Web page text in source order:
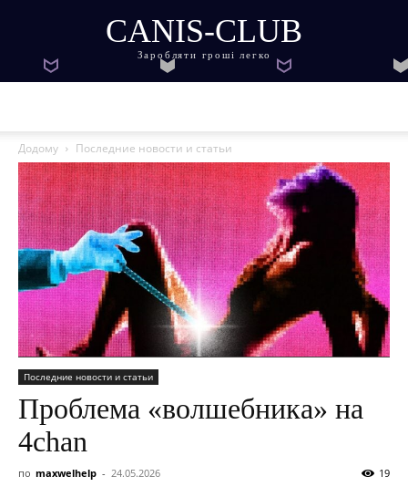
CANIS-CLUB
Заробляти гроші легко
Додому Последние новости и статьи
Последние новости и статьи
Проблема «волшебника» на
4chan
по maxwelhelp - 24.05.2026 19